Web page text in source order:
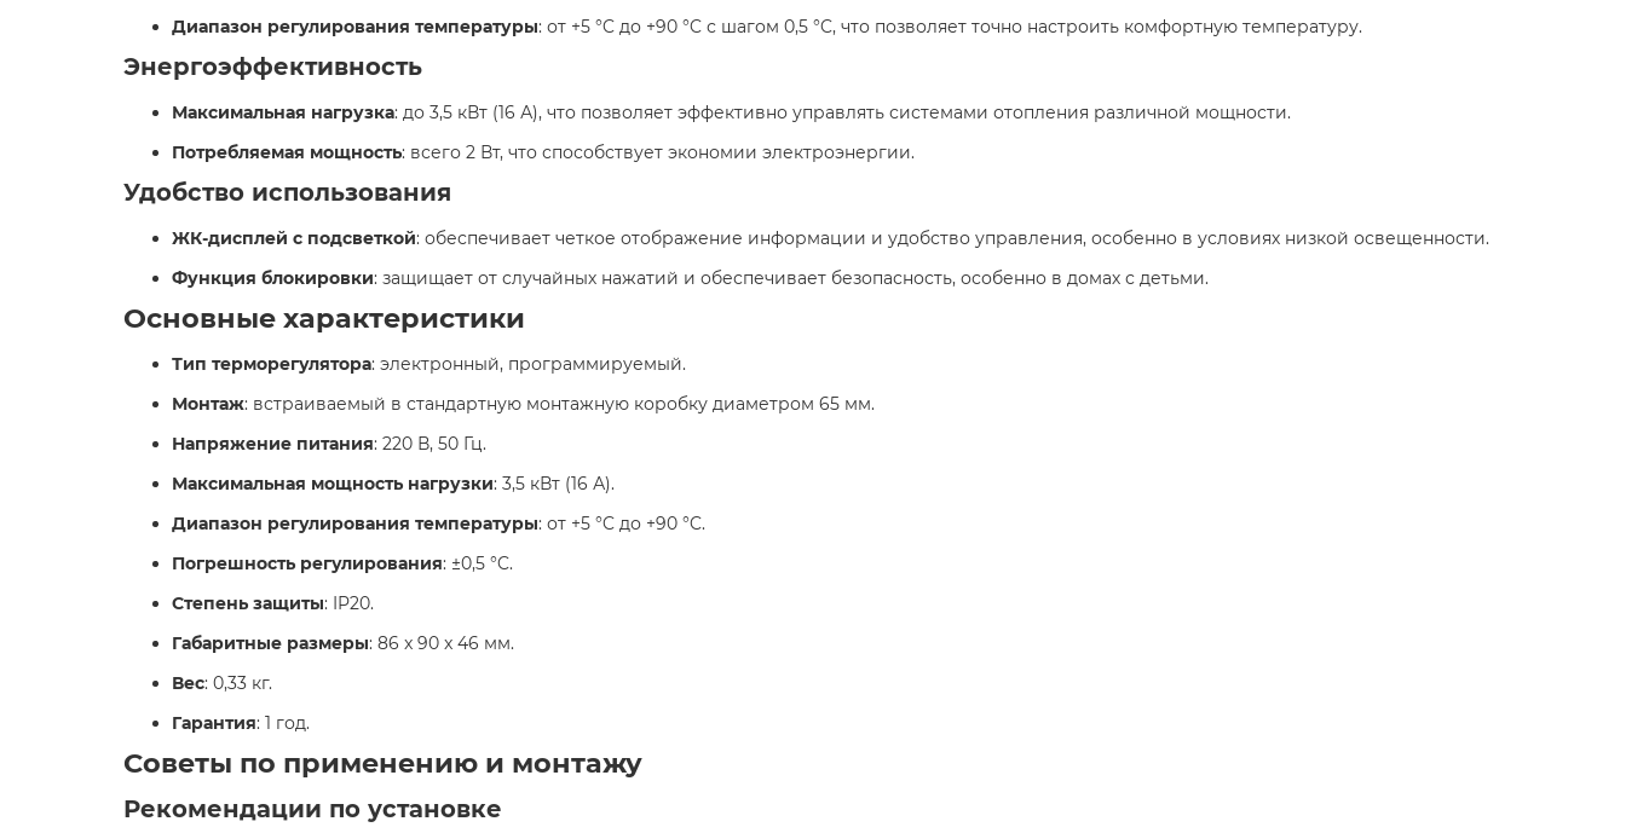
Диапазон регулирования температуры: от +5 °C до +90 °C с шагом 0,5 °C, что позволяет точно настроить комфортную температуру.​
Энергоэффективность
Максимальная нагрузка: до 3,5 кВт (16 А), что позволяет эффективно управлять системами отопления различной мощности.​
Потребляемая мощность: всего 2 Вт, что способствует экономии электроэнергии.​
Удобство использования
ЖК-дисплей с подсветкой: обеспечивает четкое отображение информации и удобство управления, особенно в условиях низкой освещенности.​
Функция блокировки: защищает от случайных нажатий и обеспечивает безопасность, особенно в домах с детьми.​
Основные характеристики
Тип терморегулятора: электронный, программируемый.​
Монтаж: встраиваемый в стандартную монтажную коробку диаметром 65 мм.​
Напряжение питания: 220 В, 50 Гц.​
Максимальная мощность нагрузки: 3,5 кВт (16 А).​
Диапазон регулирования температуры: от +5 °C до +90 °C.​
Погрешность регулирования: ±0,5 °C.​
Степень защиты: IP20.​
Габаритные размеры: 86 x 90 x 46 мм.​
Вес: 0,33 кг.​
Гарантия: 1 год.​
Советы по применению и монтажу
Рекомендации по установке